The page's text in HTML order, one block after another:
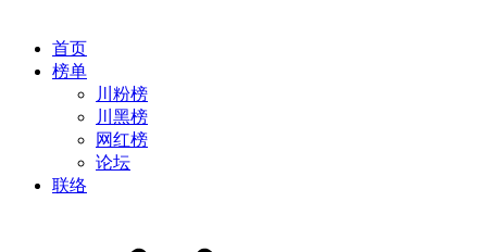
首页
榜单
川粉榜
川黑榜
网红榜
论坛
联络